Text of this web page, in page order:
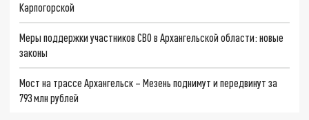
Карпогорской
Меры поддержки участников СВО в Архангельской области: новые
законы
Мост на трассе Архангельск – Мезень поднимут и передвинут за
793 млн рублей